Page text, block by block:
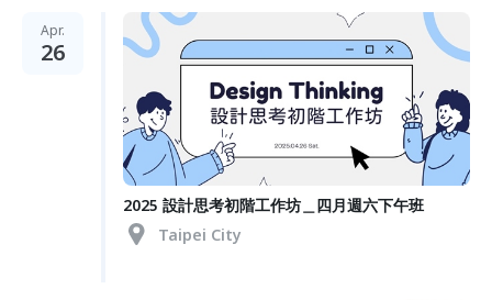
Apr.
26
2025 設計思考初階工作坊＿四月週六下午班
Taipei City